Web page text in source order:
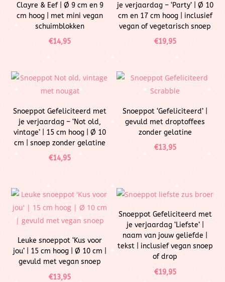
Clayre & Eef | Ø 9 cm en 9
cm hoog | met mini vegan
schuimblokken
€14,95
je verjaardag – ‘Party’ | Ø 10
cm en 17 cm hoog | inclusief
vegan of vegetarisch snoep
€19,95
Snoeppot Gefeliciteerd met
je verjaardag – ‘Not old,
vintage’ | 15 cm hoog | Ø 10
cm | snoep zonder gelatine
€14,95
Snoeppot ‘Gefeliciteerd’ |
gevuld met droptoffees
zonder gelatine
€13,95
Leuke snoeppot ‘Kus voor
jou’ | 15 cm hoog | Ø 10 cm |
gevuld met vegan snoep
€13,95
Snoeppot Gefeliciteerd met
je verjaardag ‘Liefste’ |
naam van jouw geliefde |
tekst | inclusief vegan snoep
of drop
€19,95